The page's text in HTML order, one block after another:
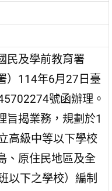
民及學前教育署
）114年6月27日臺
號函辦理。
旨揭業務，規劃於1
高級中等以下學校
、原住民地區及全
以下之學校）編制